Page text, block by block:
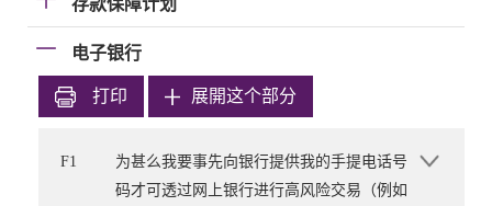
存款保障计划
电子银行
打印 展開这个部分
F1
为甚么我要事先向银行提供我的手提电话号
码才可透过网上银行进行高风险交易（例如